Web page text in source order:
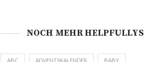
NOCH MEHR HELPFULLYS
ABC ADVENTSKALENDER BABY